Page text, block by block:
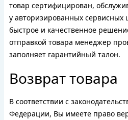
товар сертифицирован,
у авторизированных сервисных
быстрое и качественное
отправкой товара менеджер
заполняет гарантийный талон.
Возврат товара
В соответствии с
Федерации, Вы имеете право